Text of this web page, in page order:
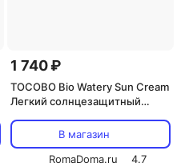
1 740 ₽
TOCOBO Bio Watery Sun Cream
Легкий солнцезащитный
SPF50+/PA++++
В магазин
RomaDoma.ru
4.7